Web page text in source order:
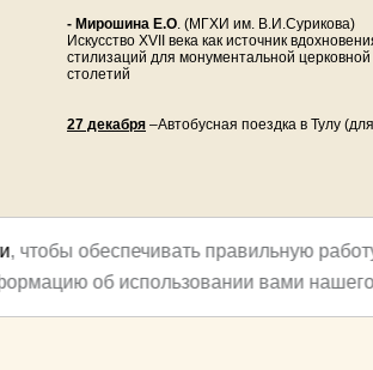
- Мирошина Е.О. (МГХИ им. В.И.Сурикова)
Искусство XVII века как источник
стилизаций для монументальной
столетий
27 декабря –Автобусная поездка в Тулу
, чтобы обеспечивать правильную
об использовании вами